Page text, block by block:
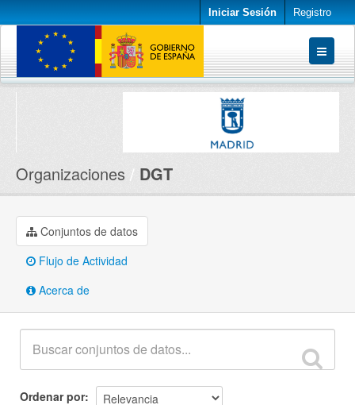
Iniciar Sesión Registro
Conjuntos de datos
Organizaciones DGT
Conjuntos de datos
Flujo de Actividad
Acerca de
Ordenar por